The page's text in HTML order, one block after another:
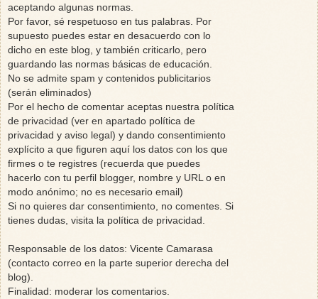
aceptando algunas normas.
Por favor, sé respetuoso en tus palabras. Por
supuesto puedes estar en desacuerdo con lo
dicho en este blog, y también criticarlo, pero
guardando las normas básicas de educación.
No se admite spam y contenidos publicitarios
(serán eliminados)
Por el hecho de comentar aceptas nuestra política
de privacidad (ver en apartado política de
privacidad y aviso legal) y dando consentimiento
explícito a que figuren aquí los datos con los que
firmes o te registres (recuerda que puedes
hacerlo con tu perfil blogger, nombre y URL o en
modo anónimo; no es necesario email)
Si no quieres dar consentimiento, no comentes. Si
tienes dudas, visita la política de privacidad.
Responsable de los datos: Vicente Camarasa
(contacto correo en la parte superior derecha del
blog).
Finalidad: moderar los comentarios.